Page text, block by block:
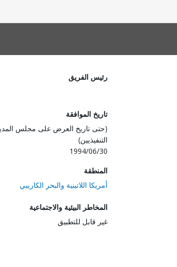
رئيس الفريق
تاريخ الموافقة
(حتى تاريخ العرض على مجلس
التنفيذيين)
1994/06/30
المنطقة
أمريكا اللاتينية والبحر الكاريبي
المخاطر البيئية والاجتماعية
غير قابل للتطبيق